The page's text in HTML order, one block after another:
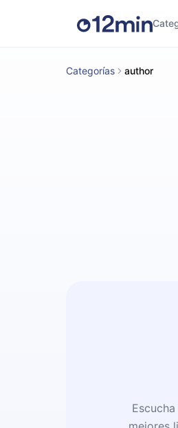
Categorías author